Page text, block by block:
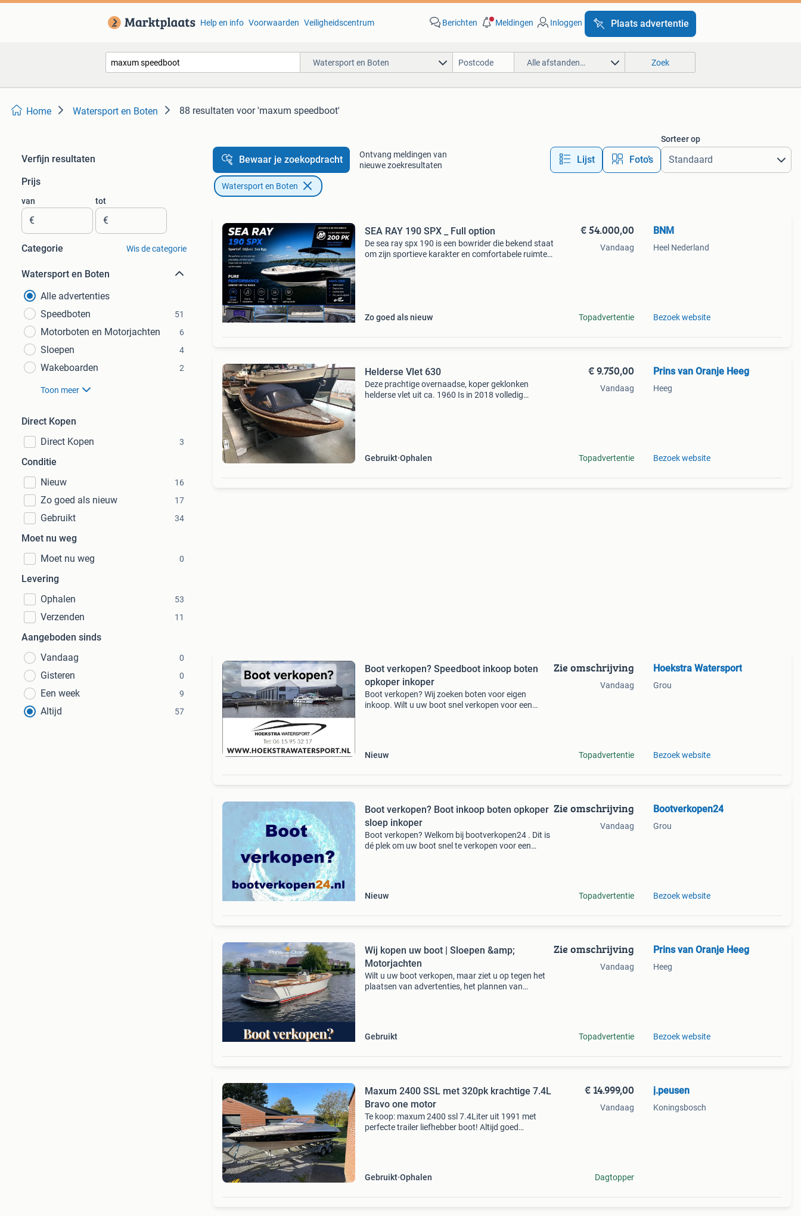
Help en info Voorwaarden Veiligheidscentrum Berichten Meldingen Inloggen Plaats advertentie
Watersport en Boten Alle afstanden… Zoek
Home Watersport en Boten 88 resultaten voor 'maxum speedboot'
Verfijn resultaten
Prijs
van
€
tot
€
Categorie Wis de categorie
Watersport en Boten
Alle advertenties
Speedboten
51
Motorboten en Motorjachten 6
Sloepen 4
Wakeboarden 2
Toon meer
Direct Kopen
Direct Kopen
3
Conditie
Nieuw
16
Zo goed als nieuw 17
Gebruikt 34
Moet nu weg
Moet nu weg
0
Levering
Ophalen
53
Verzenden 11
Aangeboden sinds
Vandaag
0
Gisteren 0
Een week 9
Altijd 57
Bewaar je zoekopdracht
Ontvang meldingen van
nieuwe zoekresultaten
Lijst Foto’s
Sorteer op
Watersport en Boten
SEA RAY 190 SPX _ Full option
De sea ray spx 190 is een bowrider die bekend staat
om zijn sportieve karakter en comfortabele ruimte.
Zo goed als nieuw
€ 54.000,00
Vandaag
Topadvertentie
BNM
Heel Nederland
Bezoek website
Helderse Vlet 630
Deze prachtige overnaadse, koper geklonken
helderse vlet uit ca. 1960 Is in 2018 volledig
Gebruikt Ophalen
€ 9.750,00
Vandaag
Topadvertentie
Prins van Oranje Heeg
Heeg
Bezoek website
Boot verkopen? Speedboot inkoop boten
opkoper inkoper
Boot verkopen? Wij zoeken boten voor eigen
inkoop. Wilt u uw boot snel verkopen voor een
Nieuw
Zie omschrijving
Vandaag
Topadvertentie
Hoekstra Watersport
Grou
Bezoek website
Boot verkopen? Boot inkoop boten opkoper
sloep inkoper
Boot verkopen? Welkom bij bootverkopen24 . Dit is
dé plek om uw boot snel te verkopen voor een
Nieuw
Zie omschrijving
Vandaag
Topadvertentie
Bootverkopen24
Grou
Bezoek website
Wij kopen uw boot | Sloepen &amp;
Motorjachten
Wilt u uw boot verkopen, maar ziet u op tegen het
plaatsen van advertenties, het plannen van
Gebruikt
Zie omschrijving
Vandaag
Topadvertentie
Prins van Oranje Heeg
Heeg
Bezoek website
Maxum 2400 SSL met 320pk krachtige 7.4L
Bravo one motor
Te koop: maxum 2400 ssl 7.4Liter uit 1991 met
perfecte trailer liefhebber boot! Altijd goed
Gebruikt Ophalen
€ 14.999,00
Vandaag
Dagtopper
j.peusen
Koningsbosch